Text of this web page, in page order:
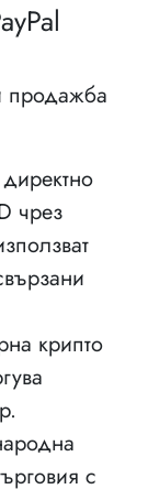
продажба
чрез
крипто
с